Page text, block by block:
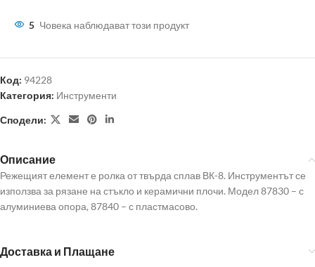
5 Човека наблюдават този продукт
Код: 94228
Категория: Инструменти
Сподели:
Описание
Режещият елемент е ролка от твърда сплав ВК-8. Инструментът се
използва за рязане на стъкло и керамични плочи. Модел 87830 – с
алуминиева опора, 87840 – с пластмасово.
Доставка и Плащане